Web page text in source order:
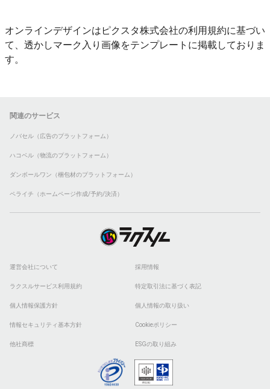
オンラインデザインはピクスタ株式会社の利用規約に基づい
て、透かしマーク入り画像をテンプレートに掲載しておりま
す。
関連のサービス
ノバセル（広告のプラットフォーム）
ハコベル（物流のプラットフォーム）
ダンボールワン（梱包材のプラットフォーム）
ペライチ（ホームページ作成/予約/決済）
運営会社について 採用情報
ラクスルサービス利用規約 特定取引法に基づく表記
個人情報保護方針 個人情報の取り扱い
情報セキュリティ基本方針 Cookieポリシー
他社商標 ESGの取り組み